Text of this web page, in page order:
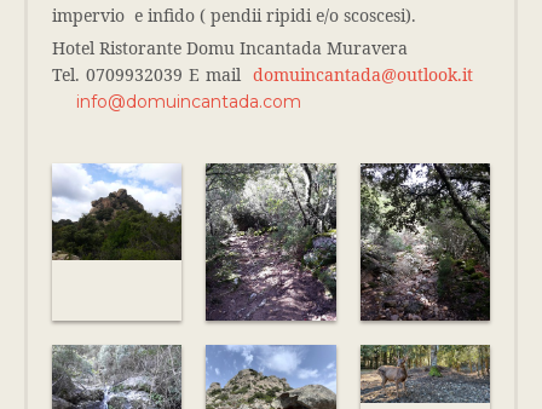
impervio e infido ( pendii ripidi e/o scoscesi).
Hotel Ristorante Domu Incantada Muravera
Tel. 0709932039 E mail domuincantada@outlook.it
info@domuincantada.com